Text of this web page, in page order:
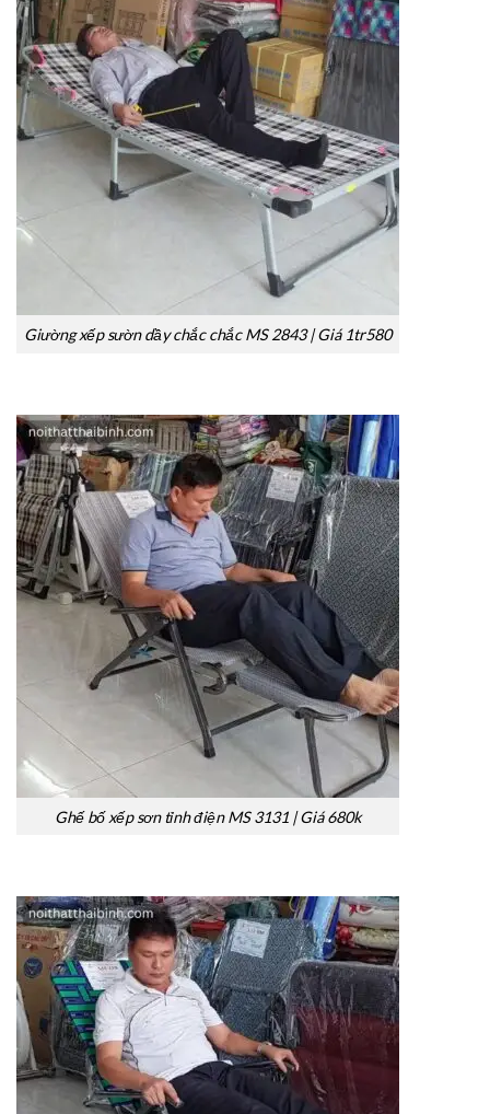
Giường xếp sườn dầy chắc chắc MS 2843 | Giá 1tr580
Ghế bố xếp sơn tỉnh điện MS 3131 | Giá 680k